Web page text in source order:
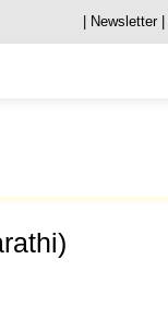
| Newsletter